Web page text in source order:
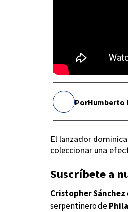
PorHumberto
El lanzador
coleccionar una
Suscríbete a
Cristopher Sánchez
serpentinero de